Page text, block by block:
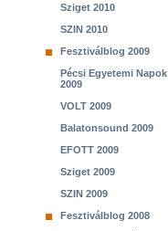
Sziget 2010
SZIN 2010
Fesztiválblog 2009
Pécsi Egyetemi Napok
2009
VOLT 2009
Balatonsound 2009
EFOTT 2009
Sziget 2009
SZIN 2009
Fesztiválblog 2008